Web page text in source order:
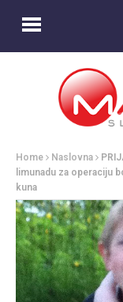
Home Naslovna
limunadu za operaciju
kuna